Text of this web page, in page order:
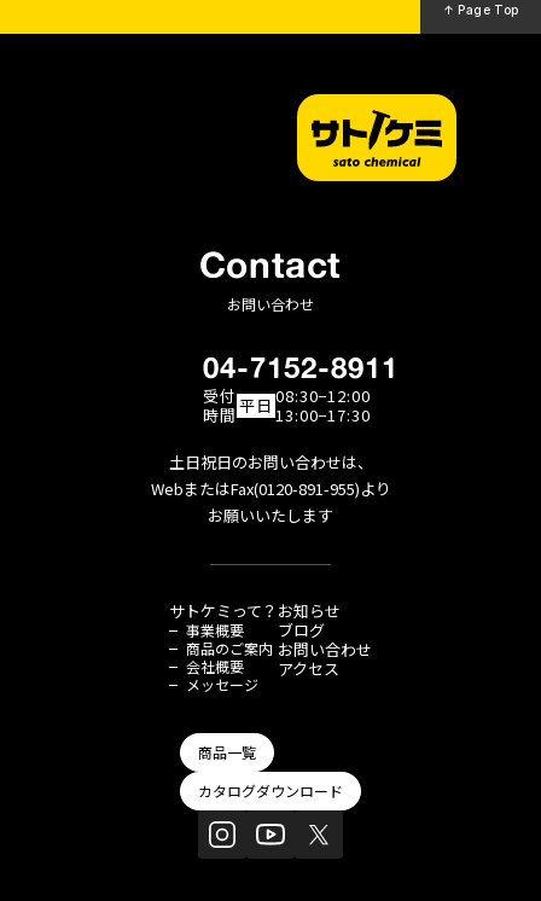
↑ Page Top
Contact
お問い合わせ
04-7152-8911
受付
時間平日 08:30−12:00
13:00−17:30
土日祝日のお問い合わせは、
WebまたはFax(0120-891-955)より
お願いいたします
サトケミって？
事業概要
商品のご案内
会社概要
メッセージ
お知らせ
ブログ
お問い合わせ
アクセス
商品一覧
カタログダウンロード